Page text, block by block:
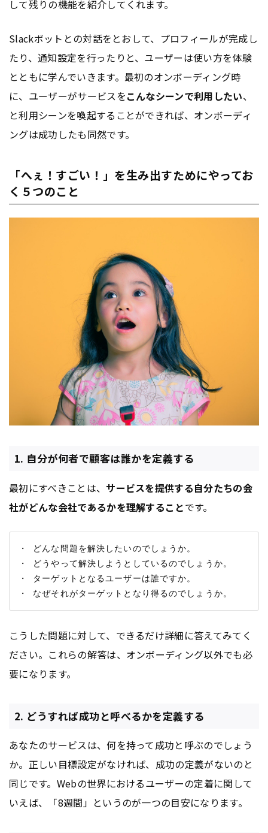
して残りの機能を紹介してくれます。
Slackボットとの対話をとおして、プロフィールが完成し
たり、通知設定を行ったりと、ユーザーは使い方を体験
とともに学んでいきます。最初のオンボーディング時
に、ユーザーがサービスをこんなシーンで利用したい、
と利用シーンを喚起することができれば、オンボーディ
ングは成功したも同然です。
「へぇ！すごい！」を生み出すためにやってお
く５つのこと
1. 自分が何者で顧客は誰かを定義する
最初にすべきことは、 サービスを提供する自分たちの会
社がどんな会社であるかを理解することです。
・ どんな問題を解決したいのでしょうか。
・ どうやって解決しようとしているのでしょうか。
・ ターゲットとなるユーザーは誰ですか。
こうした問題に対して、できるだけ詳細に答えてみてく
ださい。これらの解答は、オンボーディング以外でも必
要になります。
2. どうすれば成功と呼べるかを定義する
あなたのサービスは、何を持って成功と呼ぶのでしょう
か。正しい目標設定がなければ、成功の定義がないのと
同じです。Webの世界におけるユーザーの定着に関して
いえば、「8週間」というのが一つの目安になります。